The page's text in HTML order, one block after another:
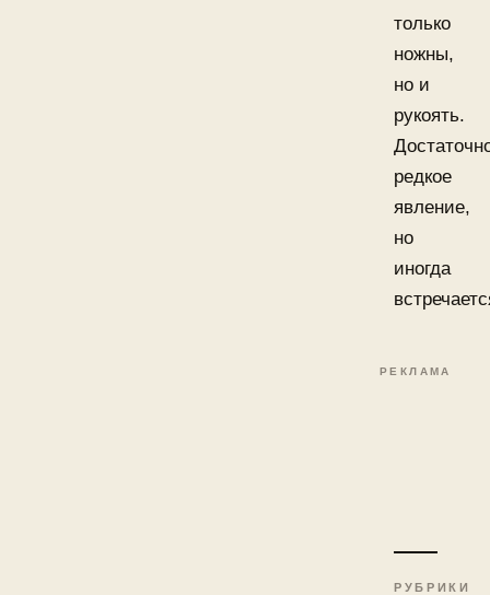
только
ножны,
но и
рукоять.
редкое
явление,
но
иногда
РЕКЛАМА
РУБРИКИ